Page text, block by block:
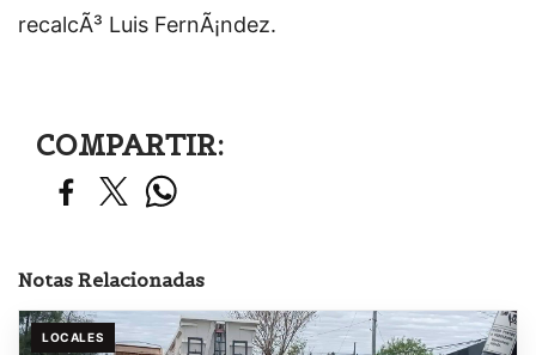
recalcÃ³ Luis FernÃ¡ndez.
COMPARTIR:
Notas Relacionadas
LOCALES